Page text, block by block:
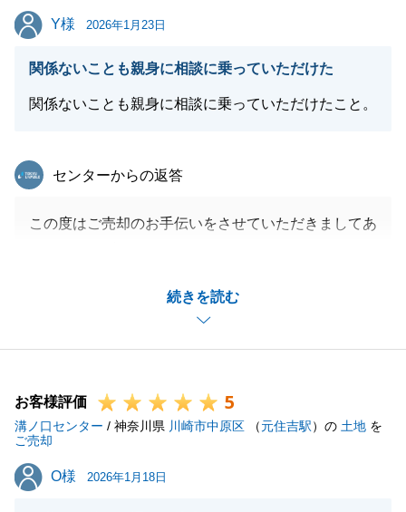
Y様
Y様 2026年1月23日
関係ないことも親身に相談に乗っていただけた
関係ないことも親身に相談に乗っていただけたこと。
続きを読む
東急リバブル
センターからの返答
この度はご売却のお手伝いをさせていただきましてあ
だきまして大変助かりました。
ご契約、ご決済時も買主様に対してのお気遣いもいた
だいてスムーズに進行する事ができました。
伝いできることがございましたらお気軽にお申し付け
ください。
末筆ながらご家族皆様のますますのご繁栄をお祈り申
し上げます。
お客様評価 5
溝ノ口センター / 神奈川県 川崎市中原区 （元住吉駅）の 土地 を
ご売却
O様
O様 2026年1月18日